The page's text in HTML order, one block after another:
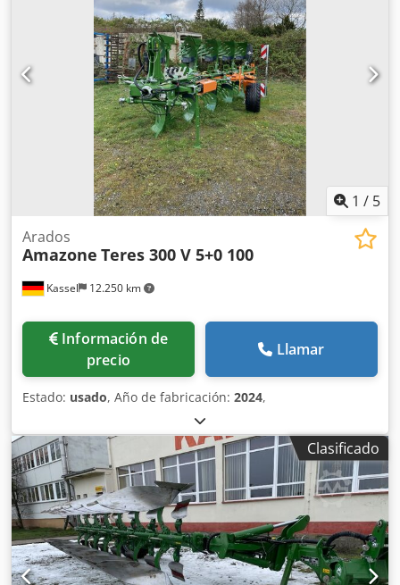
1 / 5
Kassel 12.250 km
Arados
Amazone Teres 300 V 5+0 100
Información de
precio
Llamar
Estado: usado, Año de fabricación: 2024,
Clasificado